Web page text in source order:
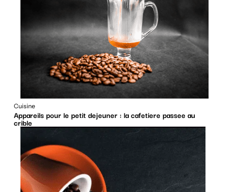
Cuisine
Appareils pour le petit dejeuner : la cafetiere passee au
crible